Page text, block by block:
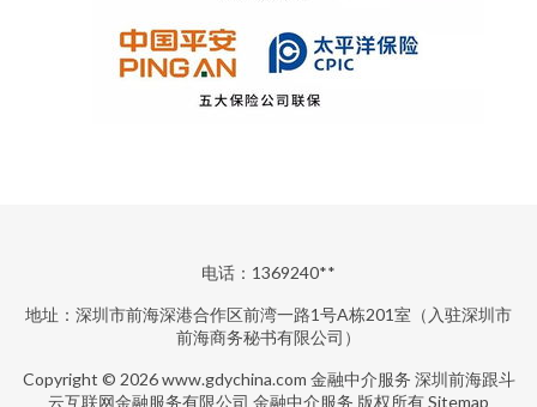
电话：1369240**
地址：深圳市前海深港合作区前湾一路1号A栋201室（入驻深圳市
前海商务秘书有限公司）
Copyright © 2026www.gdychina.com 金融中介服务 深圳前海跟斗
云互联网金融服务有限公司 金融中介服务 版权所有Sitemap